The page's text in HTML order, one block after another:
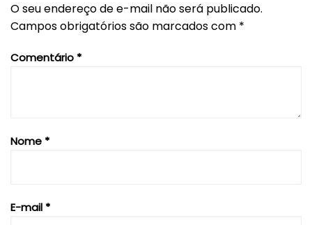
O seu endereço de e-mail não será publicado.
Campos obrigatórios são marcados com *
Comentário *
Nome *
E-mail *